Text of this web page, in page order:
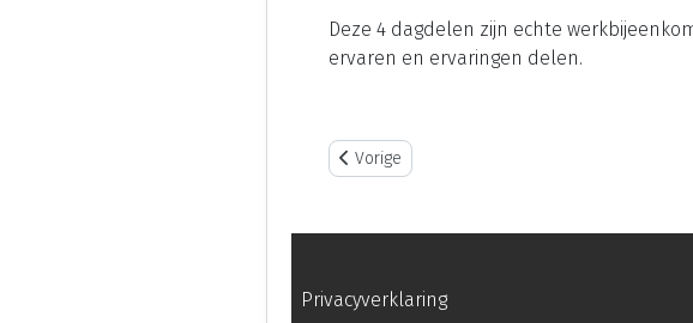
Deze 4 dagdelen zijn echte
ervaren en ervaringen delen.
Vorig artikel: Individueel gesprek
Vorige
Privacyverklaring